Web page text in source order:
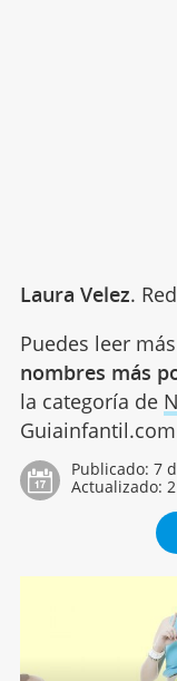
Laura Velez.
Puedes leer
nombres más
la categoría de
Publicado: 7
Actualizado: